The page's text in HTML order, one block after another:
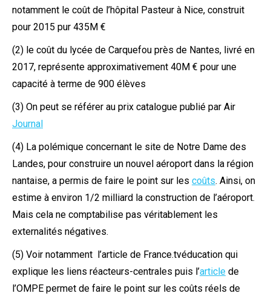
notamment le coût de l’hôpital Pasteur à Nice, construit
pour 2015 pur 435M €
(2) le coût du lycée de Carquefou près de Nantes, livré en
2017, représente approximativement 40M € pour une
capacité à terme de 900 élèves
(3) On peut se référer au prix catalogue publié par Air
Journal
(4) La polémique concernant le site de Notre Dame des
Landes, pour construire un nouvel aéroport dans la région
nantaise, a permis de faire le point sur les coûts. Ainsi, on
estime à environ 1/2 milliard la construction de l’aéroport.
Mais cela ne comptabilise pas véritablement les
externalités négatives.
(5) Voir notamment l’article de France.tvéducation qui
explique les liens réacteurs-centrales puis l’article de
l’OMPE permet de faire le point sur les coûts réels de